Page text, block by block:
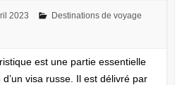
2023
Destinations de voyage
est une partie essentielle
visa russe. Il est délivré par